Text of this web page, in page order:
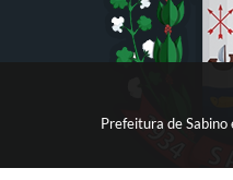
Prefeitura de Sabino